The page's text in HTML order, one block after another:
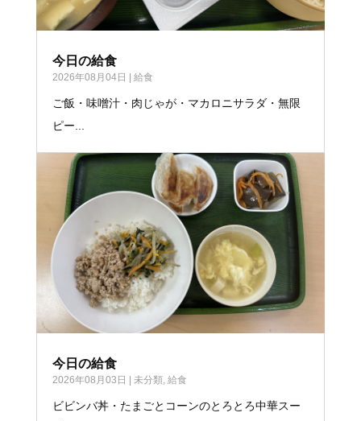
今日の給食
2026年08月04日 給食
ご飯・味噌汁・肉じゃが・マカロニサラダ・無限
ピー...
今日の給食
2026年08月03日 未分類, 給食
ビビンバ丼・たまごとコーンのとろとろ中華スー